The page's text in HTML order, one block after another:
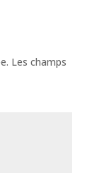
Les champs